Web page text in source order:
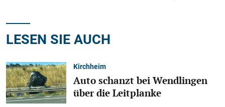
LESEN SIE AUCH
Kirchheim
Auto schanzt bei Wendlingen
über die Leitplanke